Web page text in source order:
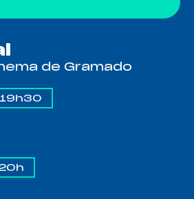
de Gramado
19h30